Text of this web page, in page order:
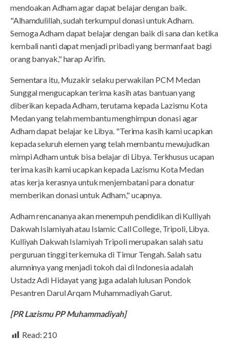
mendoakan Adham agar dapat belajar dengan baik.
"Alhamdulillah, sudah terkumpul donasi untuk Adham.
Semoga Adham dapat belajar dengan baik di sana dan ketika
kembali nanti dapat menjadi pribadi yang bermanfaat bagi
orang banyak," harap Arifin.
Sementara itu, Muzakir selaku perwakilan PCM Medan
Sunggal mengucapkan terima kasih atas bantuan yang
diberikan kepada Adham, terutama kepada Lazismu Kota
Medan yang telah membantu menghimpun donasi agar
Adham dapat belajar ke Libya. "Terima kasih kami ucapkan
kepada seluruh elemen yang telah membantu mewujudkan
mimpi Adham untuk bisa belajar di Libya. Terkhusus ucapan
terima kasih kami ucapkan kepada Lazismu Kota Medan
atas kerja kerasnya untuk menjembatani para donatur
memberikan donasi untuk Adham," ucapnya.
Adham rencananya akan menempuh pendidikan di Kulliyah
Dakwah Islamiyah atau Islamic Call College, Tripoli, Libya.
Kulliyah Dakwah Islamiyah Tripoli merupakan salah satu
perguruan tinggi terkemuka di Timur Tengah. Salah satu
alumninya yang menjadi tokoh dai di Indonesia adalah
Ustadz Adi Hidayat yang juga adalah lulusan Pondok
Pesantren Darul Arqam Muhammadiyah Garut.
[PR Lazismu PP Muhammadiyah]
Read: 210